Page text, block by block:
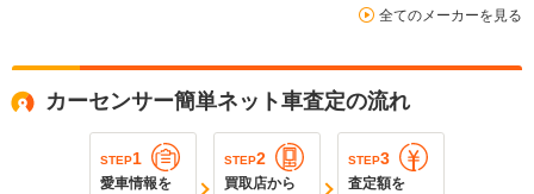
全てのメーカーを見る
カーセンサー簡単ネット車査定の流れ
STEP1
愛車情報を
STEP2
買取店から
STEP3
査定額を